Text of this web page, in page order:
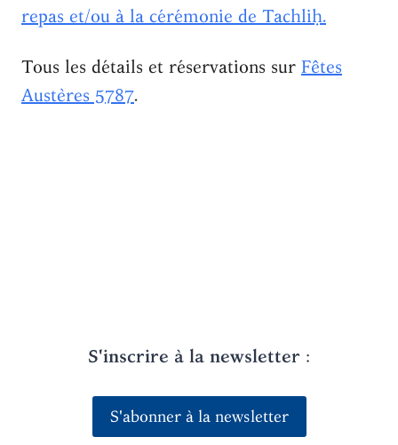
repas et/ou à la cérémonie de Tachliḥ.
Tous les détails et réservations sur Fêtes
Austères 5787.
S'inscrire à la newsletter :
S'abonner à la newsletter